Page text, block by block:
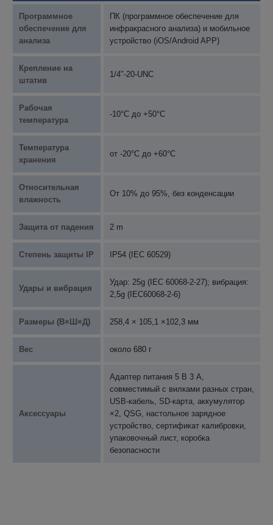
Программное
обеспечение для
анализа
ПК (программное обеспечение для
инфракрасного анализа) и мобильное
устройство (iOS/Android APP)
Крепление на
штатив
1/4″-20-UNC
Рабочая
температура
-10°C до +50°C
Температура
хранения
от -20°C до +60°C
Относительная
влажность
От 10% до 95%, без конденсации
Защита от падения 2 m
Степень защиты IP IP54 (IEC 60529)
Удары и вибрация
Удар: 25g (IEC 60068-2-27); вибрация:
2,5g (IEC60068-2-6)
Размеры (В×Ш×Д) 258,4 × 105,1 ×102,3 мм
Вес около 680 г
Аксессуары
Адаптер питания 5 В 3 А,
совместимый с вилками разных стран,
USB-кабель, SD-карта, аккумулятор
×2, QSG, настольное зарядное
устройство, сертификат калибровки,
упаковочный лист, коробка
безопасности